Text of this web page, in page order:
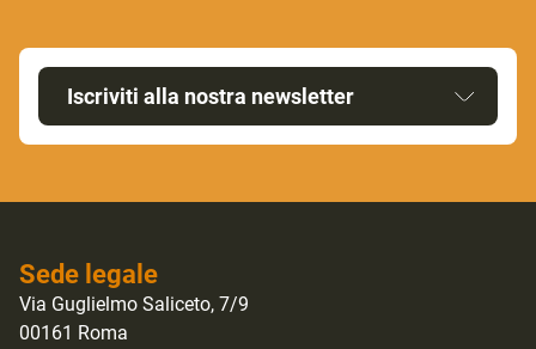
Iscriviti alla nostra newsletter
Sede legale
Via Guglielmo Saliceto, 7/9
00161 Roma